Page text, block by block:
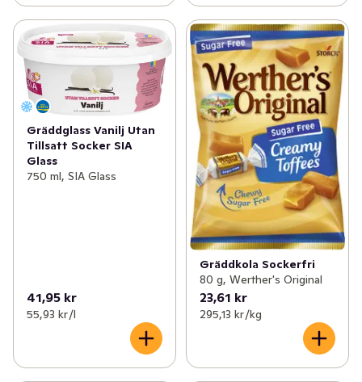
Gräddglass Vanilj Utan
Tillsatt Socker SIA
Glass
750 ml, SIA Glass
41,95 kr
55,93 kr /l
Gräddkola Sockerfri
80 g, Werther's Original
23,61 kr
295,13 kr /kg